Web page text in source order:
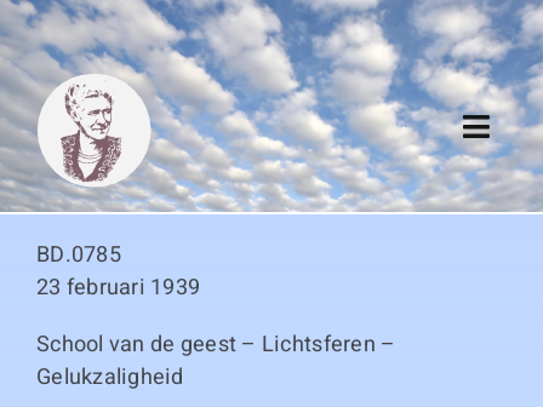
Skip
to
content
Algemeen
Thema boeken
BD.0785
23 februari 1939
School van de geest – Lichtsferen –
Gelukzaligheid